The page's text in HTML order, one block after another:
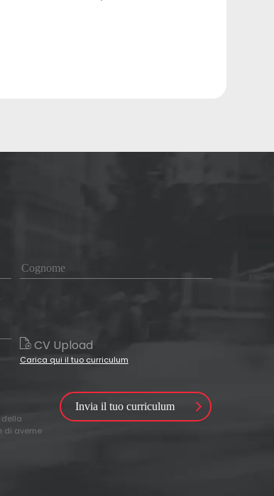
CV Upload
Carica qui il tuo curriculum
della
di averne